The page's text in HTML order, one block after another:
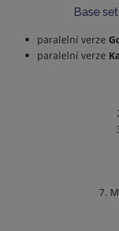
Base
paralelní verze
paralelní verze
7.